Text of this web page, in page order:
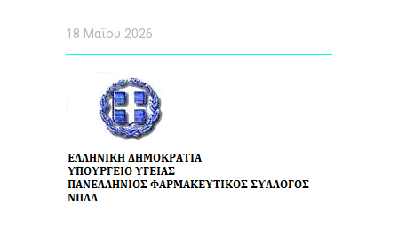
18 Μαΐου 2026